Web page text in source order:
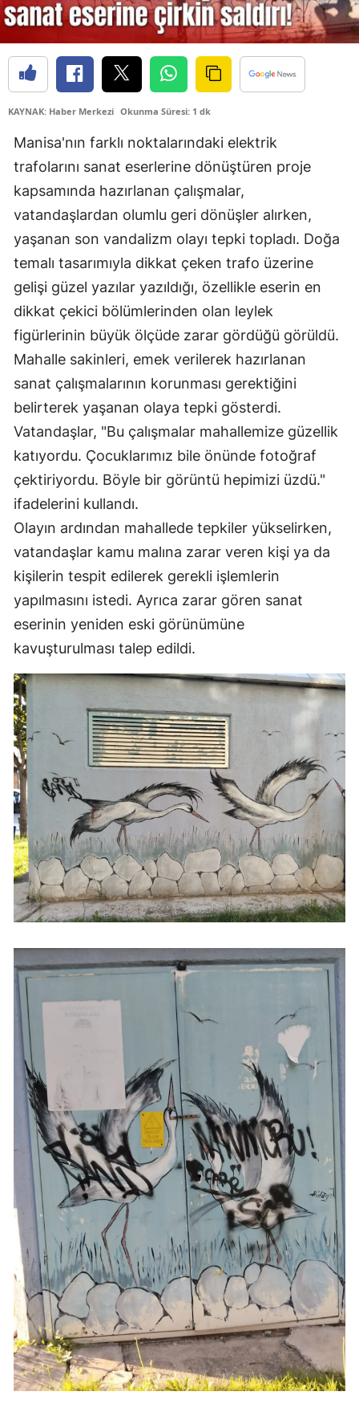
KAYNAK: Haber Merkezi Okunma Süresi: 1 dk
Manisa'nın farklı noktalarındaki elektrik
trafolarını sanat eserlerine dönüştüren proje
kapsamında hazırlanan çalışmalar,
vatandaşlardan olumlu geri dönüşler alırken,
yaşanan son vandalizm olayı tepki topladı. Doğa
temalı tasarımıyla dikkat çeken trafo üzerine
gelişi güzel yazılar yazıldığı, özellikle eserin en
dikkat çekici bölümlerinden olan leylek
figürlerinin büyük ölçüde zarar gördüğü görüldü.
Mahalle sakinleri, emek verilerek hazırlanan
sanat çalışmalarının korunması gerektiğini
belirterek yaşanan olaya tepki gösterdi.
Vatandaşlar, "Bu çalışmalar mahallemize güzellik
katıyordu. Çocuklarımız bile önünde fotoğraf
çektiriyordu. Böyle bir görüntü hepimizi üzdü."
ifadelerini kullandı.
Olayın ardından mahallede tepkiler yükselirken,
vatandaşlar kamu malına zarar veren kişi ya da
kişilerin tespit edilerek gerekli işlemlerin
yapılmasını istedi. Ayrıca zarar gören sanat
eserinin yeniden eski görünümüne
kavuşturulması talep edildi.